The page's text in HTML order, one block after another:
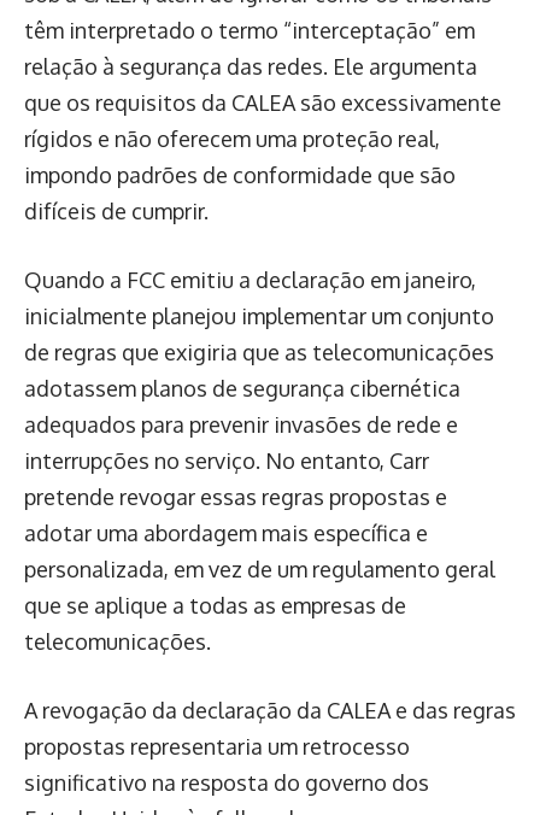
têm interpretado o termo “interceptação” em
relação à segurança das redes. Ele argumenta
que os requisitos da CALEA são excessivamente
rígidos e não oferecem uma proteção real,
impondo padrões de conformidade que são
difíceis de cumprir.
Quando a FCC emitiu a declaração em janeiro,
inicialmente planejou implementar um conjunto
de regras que exigiria que as telecomunicações
adotassem planos de segurança cibernética
adequados para prevenir invasões de rede e
interrupções no serviço. No entanto, Carr
pretende revogar essas regras propostas e
adotar uma abordagem mais específica e
personalizada, em vez de um regulamento geral
que se aplique a todas as empresas de
telecomunicações.
A revogação da declaração da CALEA e das regras
propostas representaria um retrocesso
significativo na resposta do governo dos